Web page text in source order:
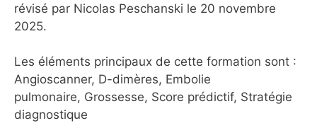
révisé par Nicolas Peschanski le 20 novembre
2025.
Les éléments principaux de cette formation sont :
Angioscanner, D-dimères, Embolie
pulmonaire, Grossesse, Score prédictif, Stratégie
diagnostique